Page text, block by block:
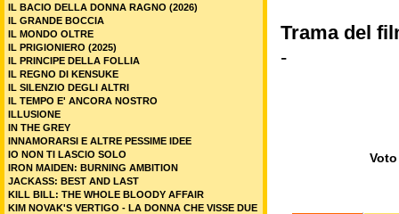
Trama del
-
IL BACIO DELLA DONNA RAGNO (2026)
IL GRANDE BOCCIA
IL MONDO OLTRE
IL PRIGIONIERO (2025)
IL PRINCIPE DELLA FOLLIA
IL REGNO DI KENSUKE
IL SILENZIO DEGLI ALTRI
IL TEMPO E' ANCORA NOSTRO
ILLUSIONE
IN THE GREY
INNAMORARSI E ALTRE PESSIME IDEE
IO NON TI LASCIO SOLO
IRON MAIDEN: BURNING AMBITION
JACKASS: BEST AND LAST
KILL BILL: THE WHOLE BLOODY AFFAIR
KIM NOVAK'S VERTIGO - LA DONNA CHE VISSE DUE